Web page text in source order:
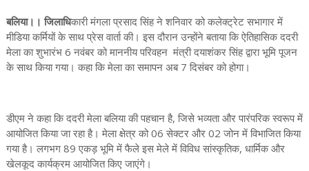
बलिया।। जिलाधिकारी मंगला प्रसाद सिंह ने शनिवार को कलेक्ट्रेट सभागार में
मीडिया कर्मियों के साथ प्रेस वार्ता की। इस दौरान उन्होंने बताया कि ऐतिहासिक ददरी
मेला का शुभारंभ 6 नवंबर को माननीय परिवहन मंत्री दयाशंकर सिंह द्वारा भूमि पूजन
के साथ किया गया। कहा कि मेला का समापन अब 7 दिसंबर को होगा।
डीएम ने कहा कि ददरी मेला बलिया की पहचान है, जिसे भव्यता और पारंपरिक स्वरूप में
आयोजित किया जा रहा है। मेला क्षेत्र को 06 सेक्टर और 02 जोन में विभाजित किया
गया है। लगभग 89 एकड़ भूमि में फैले इस मेले में विविध सांस्कृतिक, धार्मिक और
खेलकूद कार्यक्रम आयोजित किए जाएंगे।